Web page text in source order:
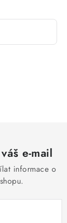
e-mail
informace o